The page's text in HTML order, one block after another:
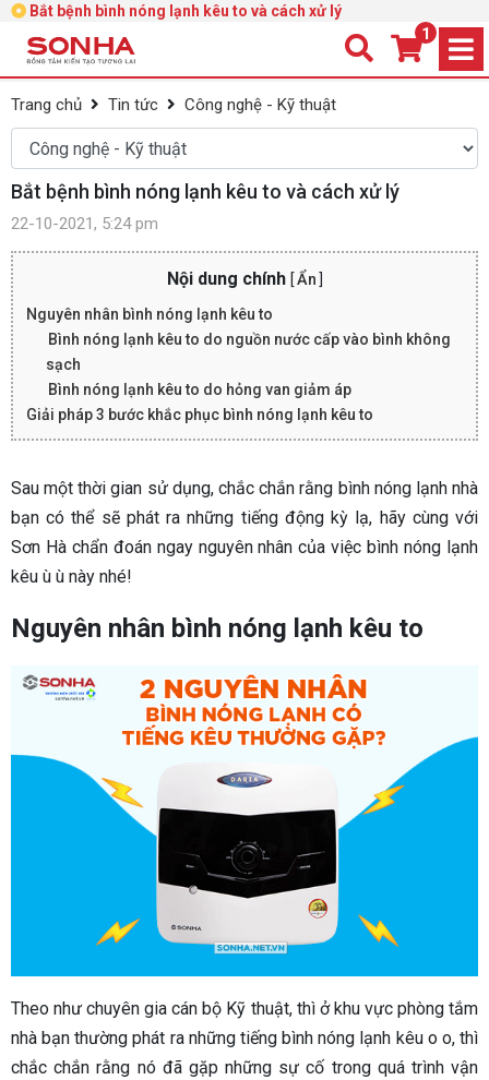
Bắt bệnh bình nóng lạnh kêu to và cách xử lý
1
Trang chủ Tin tức Công nghệ - Kỹ thuật
Bắt bệnh bình nóng lạnh kêu to và cách xử lý
22-10-2021, 5:24 pm
Nội dung chính [Ẩn
Nguyên nhân bình nóng lạnh kêu to
Bình nóng lạnh kêu to do nguồn nước cấp vào bình không
sạch
Bình nóng lạnh kêu to do hỏng van giảm áp
Giải pháp 3 bước khắc phục bình nóng lạnh kêu to
Sau một thời gian sử dụng, chắc chắn rằng bình nóng lạnh nhà
bạn có thể sẽ phát ra những tiếng động kỳ lạ, hãy cùng với
Sơn Hà chẩn đoán ngay nguyên nhân của việc bình nóng lạnh
kêu ù ù này nhé!
Nguyên nhân bình nóng lạnh kêu to
Theo như chuyên gia cán bộ Kỹ thuật, thì ở khu vực phòng tắm
nhà bạn thường phát ra những tiếng bình nóng lạnh kêu o o, thì
chắc chắn rằng nó đã gặp những sự cố trong quá trình vận